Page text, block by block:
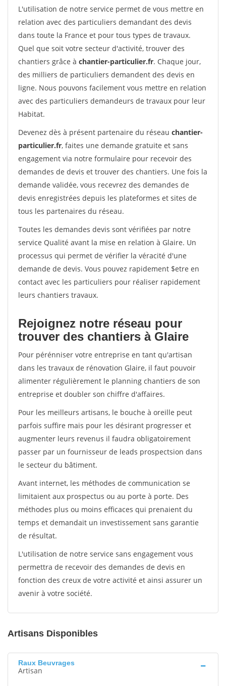
L'utilisation de notre service permet de vous mettre en
relation avec des particuliers demandant des devis
dans toute la France et pour tous types de travaux.
Quel que soit votre secteur d'activité, trouver des
chantiers grâce à chantier-particulier.fr. Chaque jour,
des milliers de particuliers demandent des devis en
ligne. Nous pouvons facilement vous mettre en relation
avec des particuliers demandeurs de travaux pour leur
Habitat.
Devenez dès à présent partenaire du réseau chantier-
particulier.fr, faites une demande gratuite et sans
engagement via notre formulaire pour recevoir des
demandes de devis et trouver des chantiers. Une fois la
demande validée, vous recevrez des demandes de
devis enregistrées depuis les plateformes et sites de
tous les partenaires du réseau.
Toutes les demandes devis sont vérifiées par notre
service Qualité avant la mise en relation à Glaire. Un
processus qui permet de vérifier la véracité d'une
demande de devis. Vous pouvez rapidement $etre en
contact avec les particuliers pour réaliser rapidement
leurs chantiers travaux.
Rejoignez notre réseau pour
trouver des chantiers à Glaire
Pour pérénniser votre entreprise en tant qu'artisan
dans les travaux de rénovation Glaire, il faut pouvoir
alimenter régulièrement le planning chantiers de son
entreprise et doubler son chiffre d'affaires.
Pour les meilleurs artisans, le bouche à oreille peut
parfois suffire mais pour les désirant progresser et
augmenter leurs revenus il faudra obligatoirement
passer par un fournisseur de leads prospectsion dans
le secteur du bâtiment.
Avant internet, les méthodes de communication se
limitaient aux prospectus ou au porte à porte. Des
méthodes plus ou moins efficaces qui prenaient du
temps et demandait un investissement sans garantie
de résultat.
L'utilisation de notre service sans engagement vous
permettra de recevoir des demandes de devis en
fonction des creux de votre activité et ainsi assurer un
avenir à votre société.
Artisans Disponibles
Raux Beuvrages
Artisan